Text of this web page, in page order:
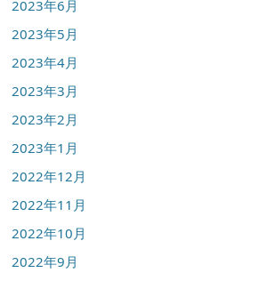
2023年6月
2023年5月
2023年4月
2023年3月
2023年2月
2023年1月
2022年12月
2022年11月
2022年10月
2022年9月